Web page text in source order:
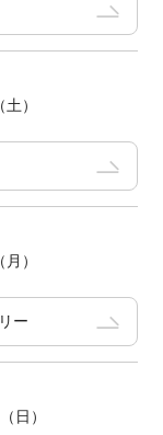
）
）
ー
日）